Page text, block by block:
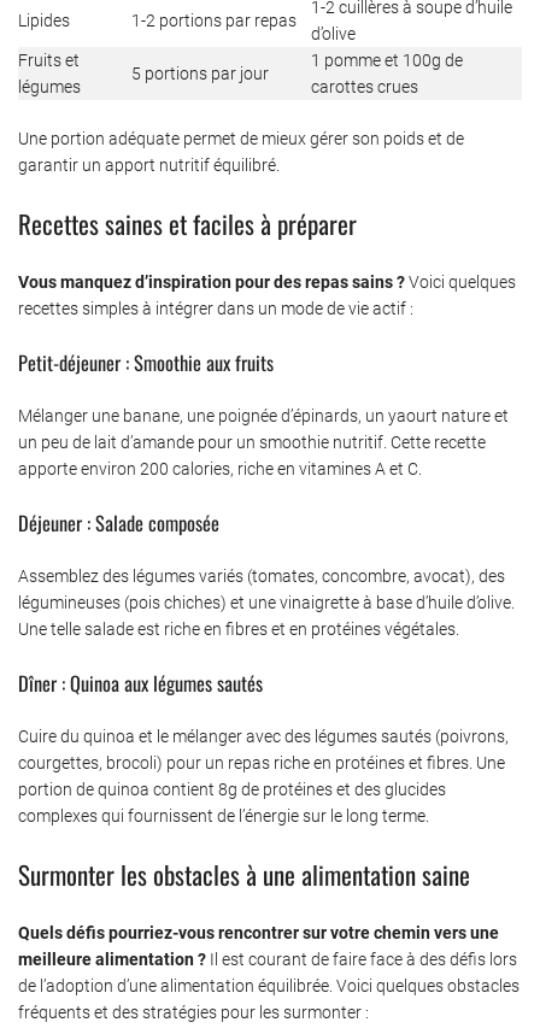
Lipides 1-2 portions par repas
1-2 cuillères à soupe d’huile
d’olive
Fruits et
légumes
5 portions par jour
1 pomme et 100g de
carottes crues
Une portion adéquate permet de mieux gérer son poids et de
garantir un apport nutritif équilibré.
Recettes saines et faciles à préparer
Vous manquez d’inspiration pour des repas sains ?Voici quelques
recettes simples à intégrer dans un mode de vie actif :
Petit-déjeuner : Smoothie aux fruits
Mélanger une banane, une poignée d’épinards, un yaourt nature et
un peu de lait d’amande pour un smoothie nutritif. Cette recette
apporte environ 200 calories, riche en vitamines A et C.
Déjeuner : Salade composée
Assemblez des légumes variés (tomates, concombre, avocat), des
légumineuses (pois chiches) et une vinaigrette à base d’huile d’olive.
Une telle salade est riche en fibres et en protéines végétales.
Dîner : Quinoa aux légumes sautés
Cuire du quinoa et le mélanger avec des légumes sautés (poivrons,
courgettes, brocoli) pour un repas riche en protéines et fibres. Une
portion de quinoa contient 8g de protéines et des glucides
complexes qui fournissent de l’énergie sur le long terme.
Surmonter les obstacles à une alimentation saine
Quels défis pourriez-vous rencontrer sur votre chemin vers une
meilleure alimentation ? Il est courant de faire face à des défis lors
de l’adoption d’une alimentation équilibrée. Voici quelques obstacles
fréquents et des stratégies pour les surmonter :